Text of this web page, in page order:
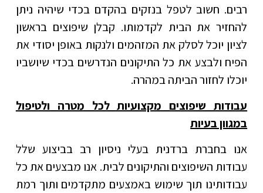
רבים. חשוב לטפל בנזקים בהקדם בכדי שיהיה ניתן
להחזיר את הבית לקדמותו. קבלן שיפוצים בראשון
לציון יוכל לסלק את המזהמים ולנקות באופן יסודי את
הפיח ולבצע את כל התיקונים הנדרשים בכדי שיושביו
יוכלו לחזור הביתה במהרה.
עבודות שיפוצים מקצועיות לכל מטרה ולטיפול
במגוון בעיות
אנו בחברת ברדנית בעלי ניסיון רב בביצוע שלל
עבודות השיפוצים והתיקונים לבית. אנו מבצעים את כל
עבודותינו תוך שימוש באמצעים מתקדמים ותוך רמת